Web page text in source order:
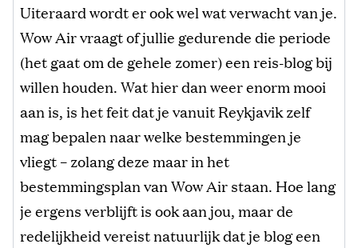
Uiteraard wordt er ook wel wat verwacht van je.
Wow Air vraagt of jullie gedurende die periode
(het gaat om de gehele zomer) een reis-blog bij
willen houden. Wat hier dan weer enorm mooi
aan is, is het feit dat je vanuit Reykjavik zelf
mag bepalen naar welke bestemmingen je
vliegt – zolang deze maar in het
bestemmingsplan van Wow Air staan. Hoe lang
je ergens verblijft is ook aan jou, maar de
redelijkheid vereist natuurlijk dat je blog een